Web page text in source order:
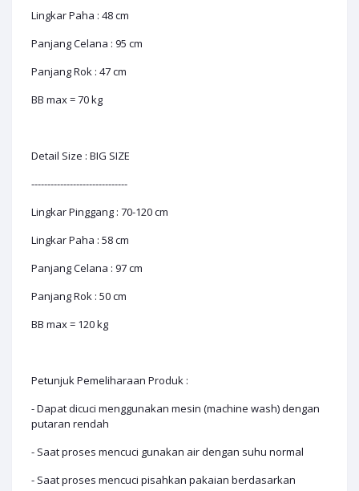
Lingkar Paha : 48 cm
Panjang Celana : 95 cm
Panjang Rok : 47 cm
BB max = 70 kg
Detail Size : BIG SIZE
------------------------------
Lingkar Pinggang : 70-120 cm
Lingkar Paha : 58 cm
Panjang Celana : 97 cm
Panjang Rok : 50 cm
BB max = 120 kg
Petunjuk Pemeliharaan Produk :
- Dapat dicuci menggunakan mesin (machine wash) dengan
putaran rendah
- Saat proses mencuci gunakan air dengan suhu normal
- Saat proses mencuci pisahkan pakaian berdasarkan